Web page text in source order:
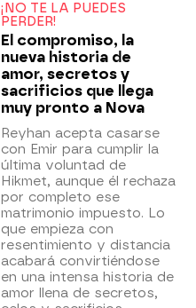
¡NO TE LA PUEDES
PERDER!
El compromiso, la
nueva historia de
amor, secretos y
sacrificios que llega
muy pronto a Nova
Reyhan acepta casarse
con Emir para cumplir la
última voluntad de
Hikmet, aunque él rechaza
por completo ese
matrimonio impuesto. Lo
que empieza con
resentimiento y distancia
acabará convirtiéndose
en una intensa historia de
amor llena de secretos,